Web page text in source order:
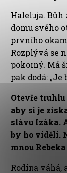
Haleluja. Bůh
domu svého
prvního
Rozplývá se
pokorný. Má
pak dodá:
Otevře truhlu
aby si je
slávu Izáka.
by ho viděli.
mnou
Rodina váhá,